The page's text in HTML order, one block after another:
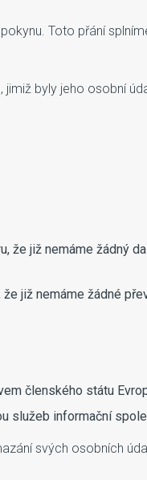
Toto přání
byly jeho osobní
že již nemáme žádný
již nemáme žádné
členského státu
služeb informační
svých osobních